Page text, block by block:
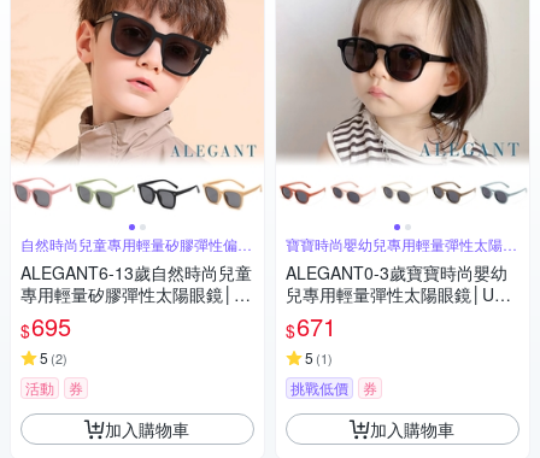
自然時尚兒童專用輕量矽膠彈性偏光
太陽眼鏡
ALEGANT6-13歲自然時尚兒童
專用輕量矽膠彈性太陽眼鏡│U
V400偏光墨鏡│台灣品牌│4色
$695
5 (2)
活動 券
加入購物車
寶寶時尚嬰幼兒專用輕量彈性太陽眼
鏡
ALEGANT0-3歲寶寶時尚嬰幼
兒專用輕量彈性太陽眼鏡│UV4
00偏光墨鏡│台灣品牌│6色
$671
5 (1)
挑戰低價 券
加入購物車